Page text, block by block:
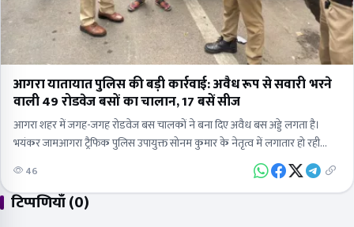
आगरा यातायात पुलिस की बड़ी कार्रवाई: अवैध रूप से सवारी भरने
वाली 49 रोडवेज बसों का चालान, 17 बसें सीज
आगरा शहर में जगह-जगह रोडवेज बस चालकों ने बना दिए अवैध बस अड्डे लगता है।
भयंकर जामआगरा ट्रैफिक पुलिस उपायुक्त सोनम कुमार के नेतृत्व में लगातार हो रही
बड़ी…46
टिप्पणियाँ (0)